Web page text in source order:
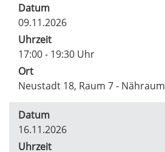
Datum
09.11.2026
Uhrzeit
17:00 - 19:30 Uhr
Ort
Neustadt 18, Raum 7 - Nähraum
Datum
16.11.2026
Uhrzeit